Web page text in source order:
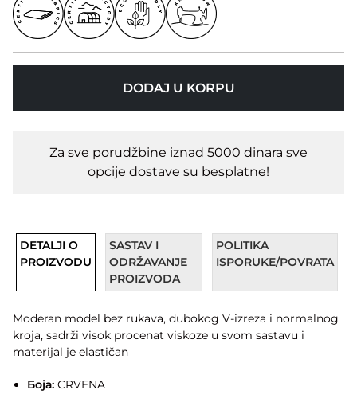
DODAJ U KORPU
Za sve porudžbine iznad 5000 dinara sve
opcije dostave su besplatne!
DETALJI O
PROIZVODU
SASTAV I
ODRŽAVANJE
PROIZVODA
POLITIKA
ISPORUKE/POVRATA
Moderan model bez rukava, dubokog V-izreza i normalnog
kroja, sadrži visok procenat viskoze u svom sastavu i
materijal je elastičan
Боја:CRVENA